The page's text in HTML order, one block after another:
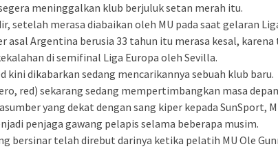
meninggalkan klub berjuluk setan merah itu.
setelah merasa diabaikan oleh MU pada saat gelaran
asal Argentina berusia 33 tahun itu merasa kesal,
di semifinal Liga Europa oleh Sevilla.
kini dikabarkan sedang mencarikannya sebuah klub baru.
red) sekarang sedang mempertimbangkan masa
yang dekat dengan sang kiper kepada SunSport,
penjaga gawang pelapis selama beberapa musim.
bersinar telah direbut darinya ketika pelatih MU Ole